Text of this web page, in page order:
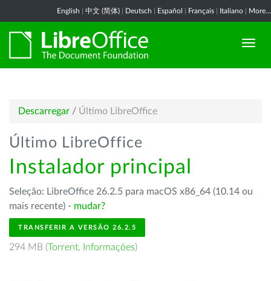
English 中文 (简体) Deutsch Español Français Italiano More...
Descarregar / Último LibreOffice
Último LibreOffice
Instalador principal
Seleção: LibreOffice 26.2.5 para macOS x86_64 (10.14 ou
mais recente) - mudar?
TRANSFERIR A VERSÃO 26.2.5
294 MB (Torrent, Informações)